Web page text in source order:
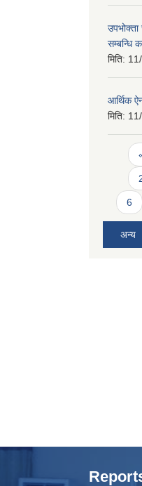
सम्बन्धि
मिति:
आर्थिक
मिति:
6
अन्य